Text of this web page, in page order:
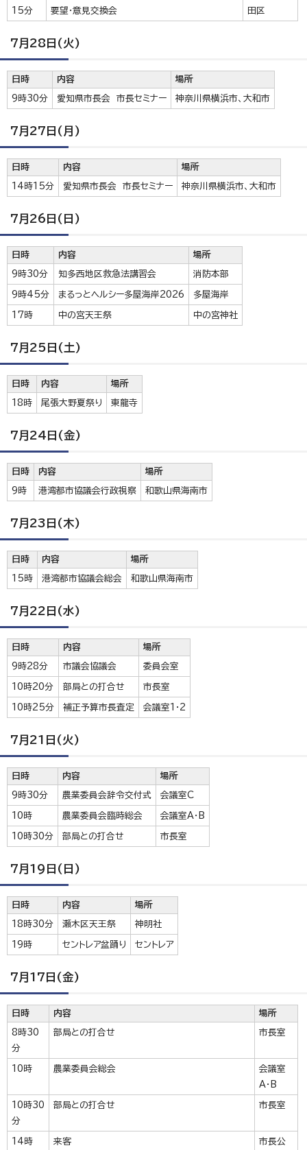
15分
要望・意見交換会
田区
7月28日(火)
日時 内容 場所
9時30分 愛知県市長会 市長セミナー 神奈川県横浜市、大和市
7月27日(月)
日時 内容 場所
14時15分 愛知県市長会 市長セミナー 神奈川県横浜市、大和市
7月26日(日)
日時 内容 場所
9時30分 知多西地区救急法講習会 消防本部
9時45分 まるっとヘルシー多屋海岸2026 多屋海岸
17時 中の宮天王祭 中の宮神社
7月25日(土)
日時 内容 場所
18時 尾張大野夏祭り 東龍寺
7月24日(金)
日時 内容 場所
9時 港湾都市協議会行政視察 和歌山県海南市
7月23日(木)
日時 内容 場所
15時 港湾都市協議会総会 和歌山県海南市
7月22日(水)
日時 内容 場所
9時28分 市議会協議会 委員会室
10時20分 部局との打合せ 市長室
10時25分 補正予算市長査定 会議室1・2
7月21日(火)
日時 内容 場所
9時30分 農業委員会辞令交付式 会議室C
10時 農業委員会臨時総会 会議室A・B
10時30分 部局との打合せ 市長室
7月19日(日)
日時 内容 場所
18時30分 瀬木区天王祭 神明社
19時 セントレア盆踊り セントレア
7月17日(金)
日時 内容 場所
8時30
分
部局との打合せ 市長室
10時 農業委員会総会
会議室
A・B
10時30
分
部局との打合せ 市長室
14時 来客 市長公